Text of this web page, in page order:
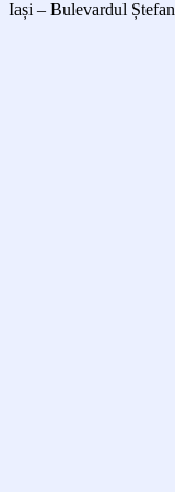
Iași – Bulevardul